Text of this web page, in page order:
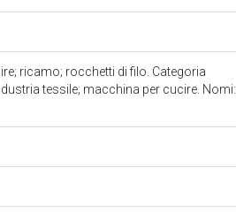
ricamo; rocchetti di filo. Categoria
tessile; macchina per cucire. Nomi: